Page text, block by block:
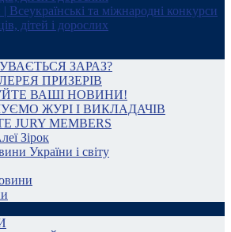
ЗАРАЗ?
ПРИЗЕРІВ
ВАШІ НОВИНИ!
ЖУРІ І ВИКЛАДАЧІВ
JURY MEMBERS
Зірок
України і світу